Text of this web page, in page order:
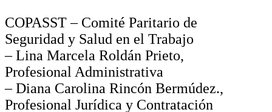
COPASST – Comité Paritario de
Seguridad y Salud en el Trabajo
– Lina Marcela Roldán Prieto,
Profesional Administrativa
– Diana Carolina Rincón Bermúdez.,
Profesional Jurídica y Contratación